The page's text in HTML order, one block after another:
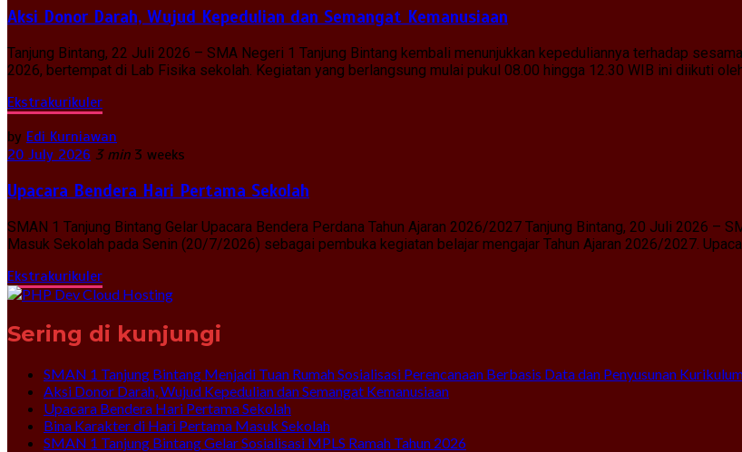
Aksi Donor Darah, Wujud Kepedulian dan Semangat Kemanusiaan
Tanjung Bintang, 22 Juli 2026 – SMA Negeri 1 Tanjung Bintang kembali menunjukkan kepeduliannya terhadap
2026, bertempat di Lab Fisika sekolah. Kegiatan yang berlangsung mulai pukul 08.00 hingga 12.30 WIB ini diikuti oleh
Ekstrakurikuler
by Edi Kurniawan
20 July 2026 3 min 3 weeks
Upacara Bendera Hari Pertama Sekolah
SMAN 1 Tanjung Bintang Gelar Upacara Bendera Perdana Tahun Ajaran 2026/2027 Tanjung Bintang, 20 Juli 2026 –
Masuk Sekolah pada Senin (20/7/2026) sebagai pembuka kegiatan belajar mengajar Tahun Ajaran 2026/2027.
Ekstrakurikuler
Sering di kunjungi
SMAN 1 Tanjung Bintang Menjadi Tuan Rumah Sosialisasi Perencanaan Berbasis Data dan Penyusunan
Aksi Donor Darah, Wujud Kepedulian dan Semangat Kemanusiaan
Upacara Bendera Hari Pertama Sekolah
Bina Karakter di Hari Pertama Masuk Sekolah
SMAN 1 Tanjung Bintang Gelar Sosialisasi MPLS Ramah Tahun 2026